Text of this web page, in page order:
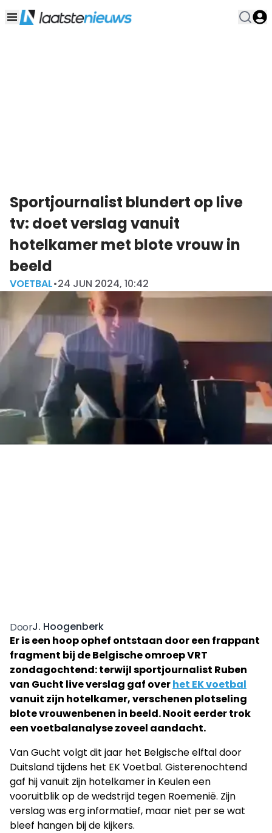
Sportjournalist blundert op live
tv: doet verslag vanuit
hotelkamer met blote vrouw in
beeld
VOETBAL•24 JUN 2024, 10:42
DoorJ. Hoogenberk
Er is een hoop ophef ontstaan door een frappant
fragment bij de Belgische omroep VRT
zondagochtend: terwijl sportjournalist Ruben
van Gucht live verslag gaf overhet EK voetbal
vanuit zijn hotelkamer, verschenen plotseling
blote vrouwenbenen in beeld. Nooit eerder trok
een voetbalanalyse zoveel aandacht.
Van Gucht volgt dit jaar het Belgische elftal door
Duitsland tijdens het EK Voetbal. Gisterenochtend
gaf hij vanuit zijn hotelkamer in Keulen een
vooruitblik op de wedstrijd tegen Roemenië. Zijn
verslag was erg informatief, maar niet per se wat
bleef hangen bij de kijkers.